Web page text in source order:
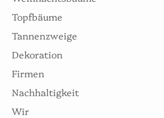
Topfbäume
Tannenzweige
Dekoration
Firmen
Nachhaltigkeit
Wir